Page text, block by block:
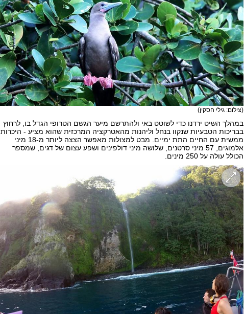
(צילום: גילי חסקין)
במהלך השיט ירדנו כדי לשוטט באי ולהתרשם מיער הגשם הטרופי הגדל בו, לרחוץ
בבריכות הטבעיות שנקוו בנחל וליהנות מהאטרקציה המרכזית שהוא מציע - היכרות
ממשית עם החיים התת ימיים. מבט למצולות מאפשר הצצה ליותר מ-18 מיני
אלמוגים, 57 מיני סרטנים, שלושה מיני דולפינים ושפע עצום של דגים, שמספר
הכולל עולה על 250 מינים.